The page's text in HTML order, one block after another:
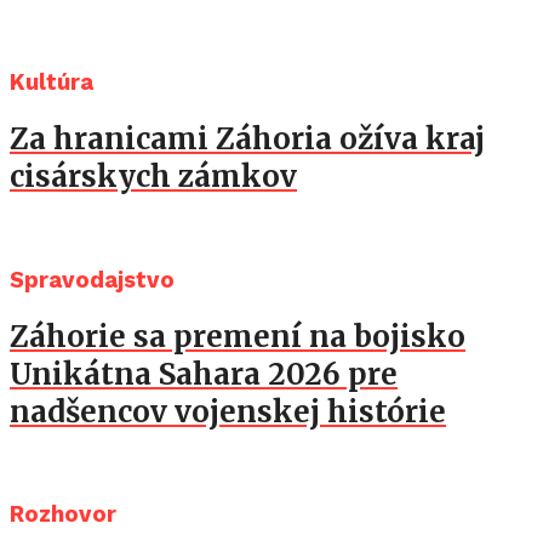
Kultúra
Za hranicami Záhoria ožíva kraj
cisárskych zámkov
Spravodajstvo
Záhorie sa premení na bojisko
Unikátna Sahara 2026 pre
nadšencov vojenskej histórie
Rozhovor